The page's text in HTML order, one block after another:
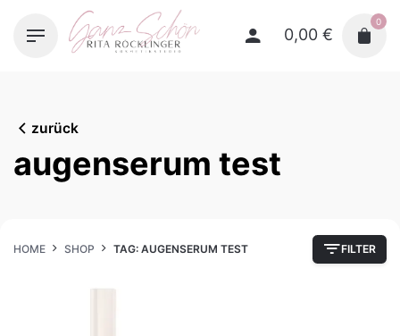
0,00 €
0
zurück
augenserum test
HOME SHOP TAG: AUGENSERUM TEST FILTER